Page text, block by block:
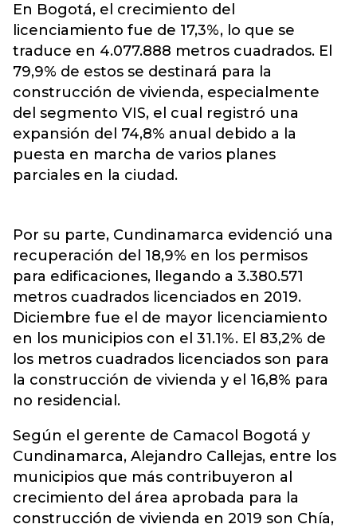
En Bogotá, el crecimiento del
licenciamiento fue de 17,3%, lo que se
traduce en 4.077.888 metros cuadrados. El
79,9% de estos se destinará para la
construcción de vivienda, especialmente
del segmento VIS, el cual registró una
expansión del 74,8% anual debido a la
puesta en marcha de varios planes
parciales en la ciudad.
Por su parte, Cundinamarca evidenció una
recuperación del 18,9% en los permisos
para edificaciones, llegando a 3.380.571
metros cuadrados licenciados en 2019.
Diciembre fue el de mayor licenciamiento
en los municipios con el 31.1%. El 83,2% de
los metros cuadrados licenciados son para
la construcción de vivienda y el 16,8% para
no residencial.
Según el gerente de Camacol Bogotá y
Cundinamarca, Alejandro Callejas, entre los
municipios que más contribuyeron al
crecimiento del área aprobada para la
construcción de vivienda en 2019 son Chía,